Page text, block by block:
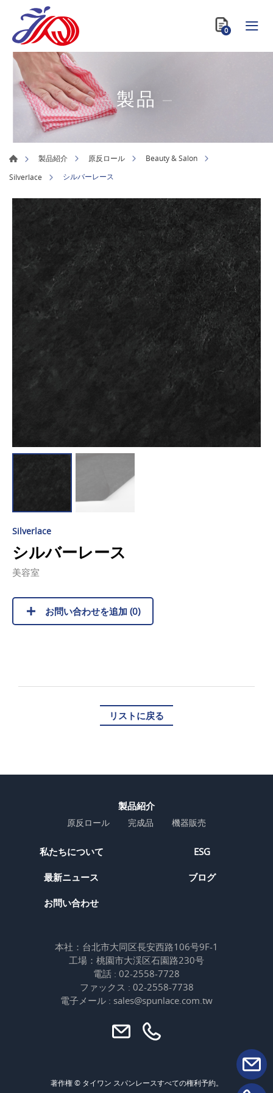
0
製品
製品紹介 原反ロール
Beauty & Salon
Silverlace
シルバーレース
Silverlace
シルバーレース
美容室
お問い合わせを追加 (0)
リストに戻る
製品紹介
原反ロール 完成品 機器販売
私たちについて ESG
最新ニュース ブログ
お問い合わせ
本社：台北市大同区長安西路106号9F-1
工場：桃園市大渓区石園路230号
電話 : 02-2558-7728
ファックス : 02-2558-7738
電子メール : sales@spunlace.com.tw
著作権 © タイワン スパンレースすべての権利予約。